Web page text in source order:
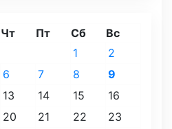
Чт Пт Сб Вс
1
2
6 7 8
9
13 14 15
16
20 21 22
23